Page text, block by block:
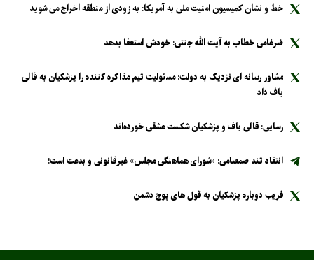
خط و نشان کمیسیون امنیت ملی به آمریکا: به زودی از منطقه اخراج می شوید
ضرغامی خطاب به آیت الله جنتی: خودش استعفا بدهد
مشاور رسانه ای نزدیک به دولت: مسئولیت تیم مذاکره کننده را پزشکیان به قالی
باف داد
رسایی: قالی باف و پزشکیان شکست عشقی خورده‌اند
انتقاد تند صمصامی: «شورای هماهنگی مجلس» غیرقانونی و بدعت است!
فریب دوباره پزشکیان به قول های پوچ دشمن